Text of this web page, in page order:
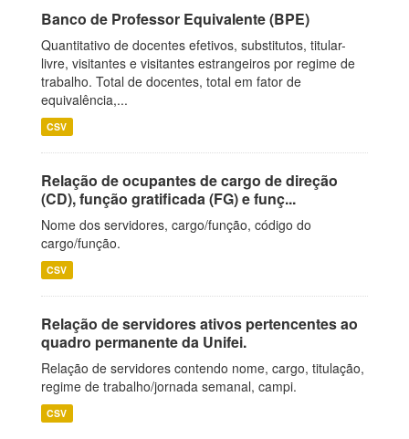
Banco de Professor Equivalente (BPE)
Quantitativo de docentes efetivos, substitutos, titular-
livre, visitantes e visitantes estrangeiros por regime de
trabalho. Total de docentes, total em fator de
equivalência,...
CSV
Relação de ocupantes de cargo de direção
(CD), função gratificada (FG) e funç...
Nome dos servidores, cargo/função, código do
cargo/função.
CSV
Relação de servidores ativos pertencentes ao
quadro permanente da Unifei.
Relação de servidores contendo nome, cargo, titulação,
regime de trabalho/jornada semanal, campi.
CSV